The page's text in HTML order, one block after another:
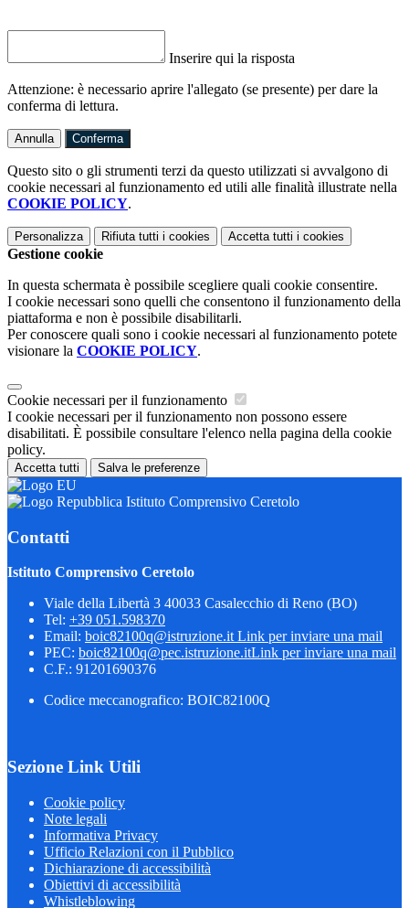
Inserire qui la risposta
Attenzione: è necessario aprire l'allegato (se presente) per dare la
conferma di lettura.
Annulla Conferma
Questo sito o gli strumenti terzi da questo utilizzati si avvalgono di
cookie necessari al funzionamento ed utili alle finalità illustrate nella
COOKIE POLICY.
Personalizza Rifiuta tutti i cookies Accetta tutti i cookies
Gestione cookie
In questa schermata è possibile scegliere quali cookie consentire.
I cookie necessari sono quelli che consentono il funzionamento della
piattaforma e non è possibile disabilitarli.
Per conoscere quali sono i cookie necessari al funzionamento potete
visionare la COOKIE POLICY.
Cookie necessari per il funzionamento
I cookie necessari per il funzionamento non possono essere
disabilitati. È possibile consultare l'elenco nella pagina della cookie
policy.
Accetta tutti Salva le preferenze
Istituto Comprensivo Ceretolo
Contatti
Istituto Comprensivo Ceretolo
Viale della Libertà 3 40033 Casalecchio di Reno (BO)
Tel: +39 051.598370
Email: boic82100q@istruzione.itLink per inviare una mail
PEC: boic82100q@pec.istruzione.itLink per inviare una mail
C.F.: 91201690376
Codice meccanografico: BOIC82100Q
Sezione Link Utili
Cookie policy
Note legali
Informativa Privacy
Ufficio Relazioni con il Pubblico
Dichiarazione di accessibilità
Obiettivi di accessibilità
Whistleblowing